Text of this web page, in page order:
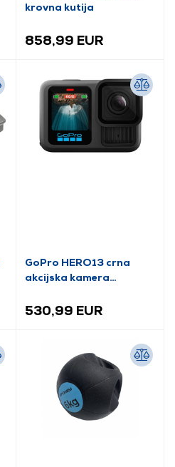
krovna kutija
858,99 EUR
GoPro HERO13 crna
akcijska kamera
530,99 EUR